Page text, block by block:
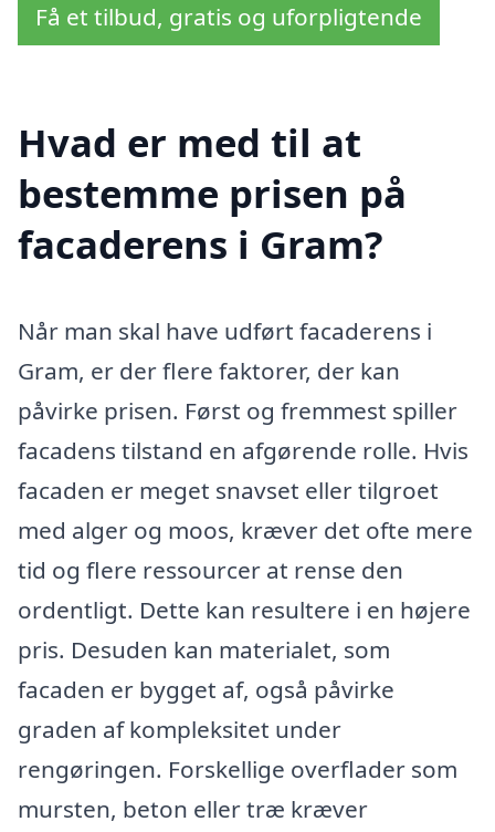
Få et tilbud, gratis og uforpligtende
Hvad er med til at
bestemme prisen på
facaderens i Gram?
Når man skal have udført facaderens i
Gram, er der flere faktorer, der kan
påvirke prisen. Først og fremmest spiller
facadens tilstand en afgørende rolle. Hvis
facaden er meget snavset eller tilgroet
med alger og moos, kræver det ofte mere
tid og flere ressourcer at rense den
ordentligt. Dette kan resultere i en højere
pris. Desuden kan materialet, som
facaden er bygget af, også påvirke
graden af kompleksitet under
rengøringen. Forskellige overflader som
mursten, beton eller træ kræver